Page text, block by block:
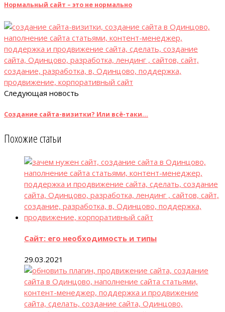
Нормальный сайт – это не нормально
Следующая новость
Создание сайта-визитки? Или всё-таки…
Похожие статьи
Сайт: его необходимость и типы
29.03.2021